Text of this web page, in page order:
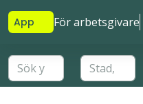
App För arbetsgivare